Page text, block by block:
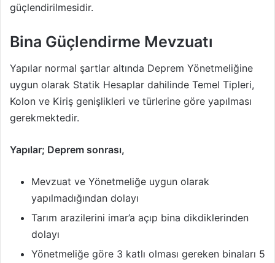
güçlendirilmesidir.
Bina Güçlendirme Mevzuatı
Yapılar normal şartlar altında Deprem Yönetmeliğine
uygun olarak Statik Hesaplar dahilinde Temel Tipleri,
Kolon ve Kiriş genişlikleri ve türlerine göre yapılması
gerekmektedir.
Yapılar; Deprem sonrası,
Mevzuat ve Yönetmeliğe uygun olarak
yapılmadığından dolayı
Tarım arazilerini imar’a açıp bina dikdiklerinden
dolayı
Yönetmeliğe göre 3 katlı olması gereken binaları 5